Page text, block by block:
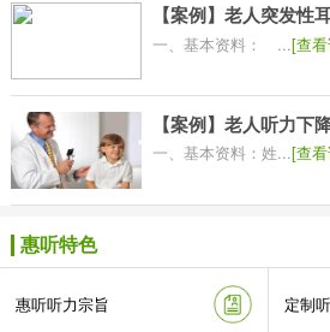
【案例】老人突发性
一、基本资料： ...[查
【案例】老人听力下
一、基本资料：姓...[查
惠听特色
惠听听力宗旨 定制